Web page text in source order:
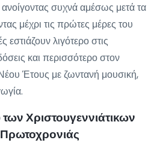
συχνά αμέσως μετά τα
μέχρι τις πρώτες μέρες του
εστιάζουν λιγότερο στις
και περισσότερο στον
Έτους με ζωντανή μουσική,
Χριστουγεννιάτικων